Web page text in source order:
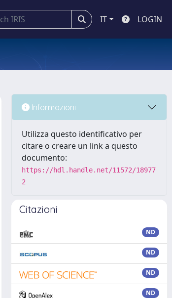
IT LOGIN
Informazioni
Utilizza questo identificativo per
citare o creare un link a questo
documento:
https://hdl.handle.net/11572/18977
2
Citazioni
ND
ND
ND
ND